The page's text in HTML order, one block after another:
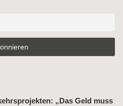
„Das Geld muss